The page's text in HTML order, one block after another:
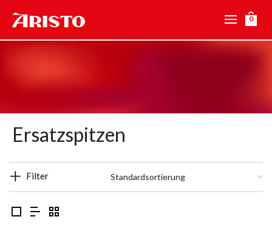
0
Ersatzspitzen
Filter